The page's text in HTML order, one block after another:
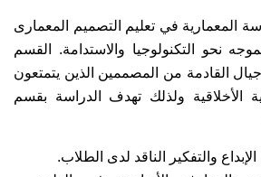
المعمارية في تعليم التصميم المعمارى
نحو التكنولوجيا والاستدامة. القسم
القادمة من المصممين الذين يتمتعون
الأخلاقية ولذلك تهدف الدراسة بقسم
والتفكير الناقد لدى الطلاب.